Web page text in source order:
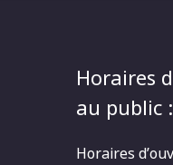
Horaires
au public :
Horaires